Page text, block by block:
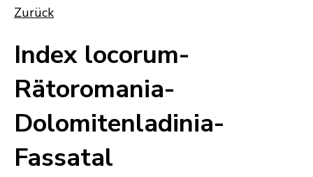
Zurück
Index locorum-
Rätoromania-
Dolomitenladinia-
Fassatal